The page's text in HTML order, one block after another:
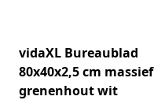
vidaXL Bureaublad
80x40x2,5 cm massief
grenenhout wit